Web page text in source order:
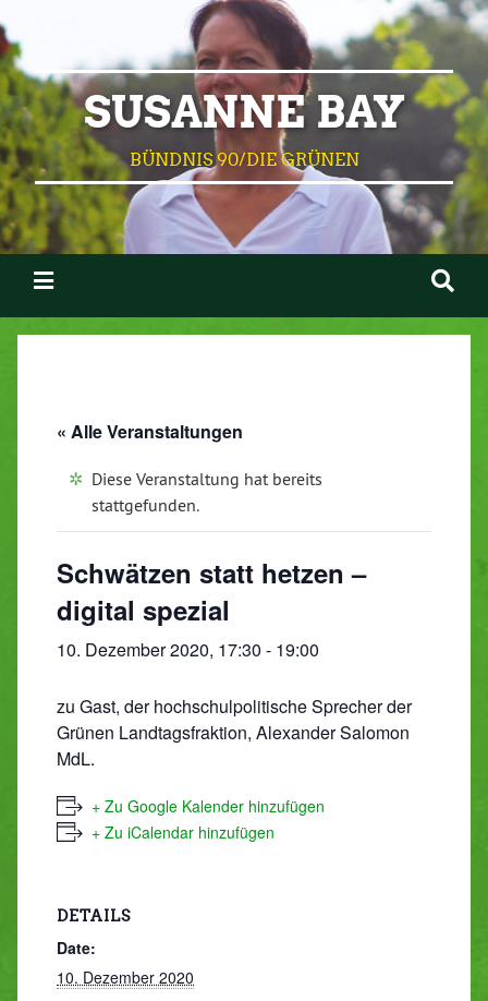
SUSANNE BAY
BÜNDNIS 90/DIE GRÜNEN
« Alle Veranstaltungen
Diese Veranstaltung hat bereits
stattgefunden.
Schwätzen statt hetzen –
digital spezial
10. Dezember 2020, 17:30 - 19:00
zu Gast, der hochschulpolitische Sprecher der
Grünen Landtagsfraktion, Alexander Salomon
MdL.
+ Zu Google Kalender hinzufügen
+ Zu iCalendar hinzufügen
DETAILS
Date:
10. Dezember 2020